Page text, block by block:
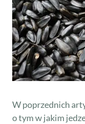
W poprzednich
o tym w jakim